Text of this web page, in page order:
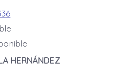
HERNÁNDEZ